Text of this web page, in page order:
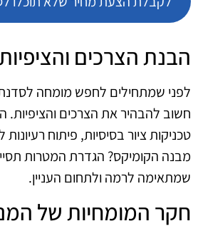
הבנת הצרכים
לפני שמתחילים לחפש מומחה
חשוב להבהיר את הצרכים והציפיות.
טכניקות ציור בסיסיות, פיתוח
מבנה הקומיקס? הגדרת המטרות
שמתאימה לרמה ולתחום העניין.
חקר המומחיות של